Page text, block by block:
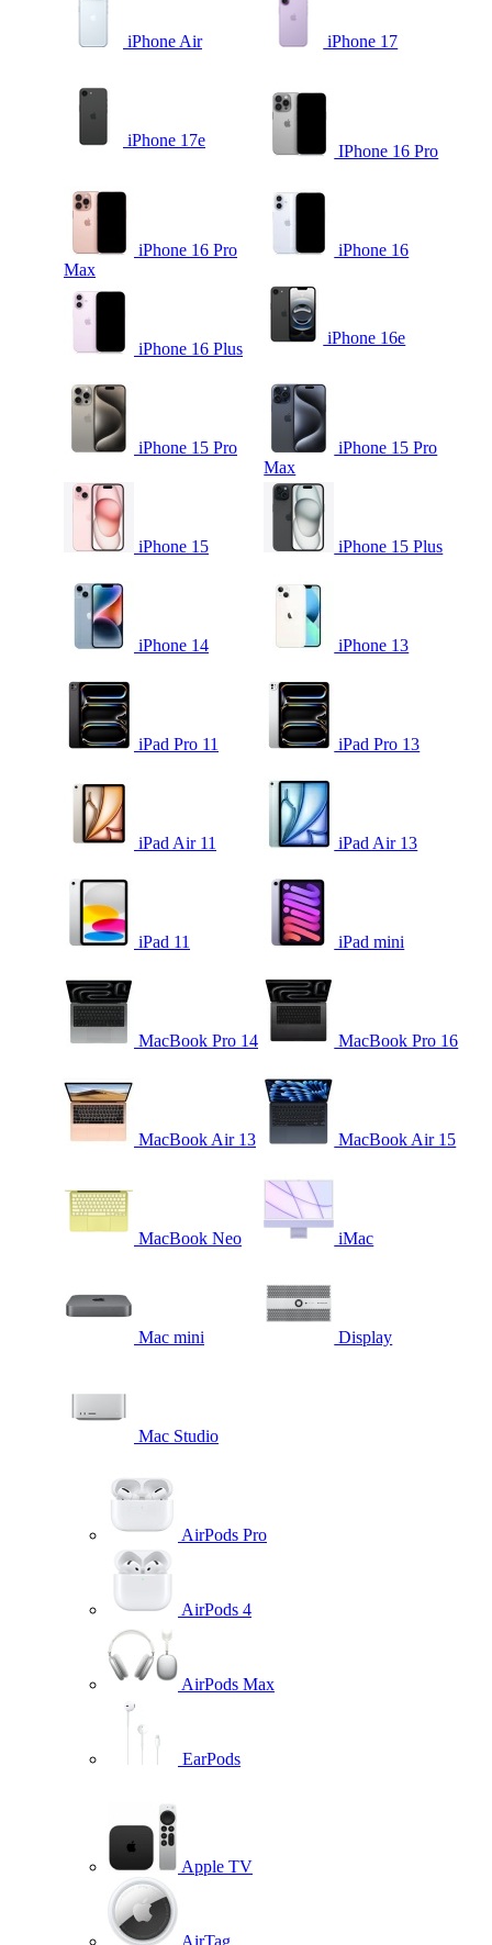
iPhone Air iPhone 17
iPhone 17e
IPhone 16 Pro
iPhone 16 Pro
Max
iPhone 16
iPhone 16 Plus
iPhone 16e
iPhone 15 Pro
iPhone 15 Pro
Max
iPhone 15 iPhone 15 Plus
iPhone 14 iPhone 13
iPad Pro 11 iPad Pro 13
iPad Air 11 iPad Air 13
iPad 11 iPad mini
MacBook Pro 14 MacBook Pro 16
MacBook Air 13 MacBook Air 15
MacBook Neo iMac
Mac mini Display
Mac Studio
AirPods Pro
AirPods 4
AirPods Max
EarPods
Apple TV